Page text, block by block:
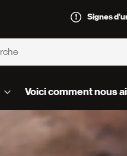
Signes
Voici comment nous